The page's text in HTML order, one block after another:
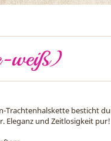
weiß)
Trachtenhalskette besticht
Eleganz und Zeitlosigkeit pur!